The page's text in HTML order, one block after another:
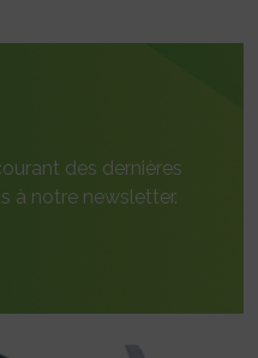
des dernières
à notre newsletter.